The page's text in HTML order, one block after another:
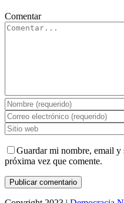
Comentar
Guardar mi nombre, email y
próxima vez que comente.